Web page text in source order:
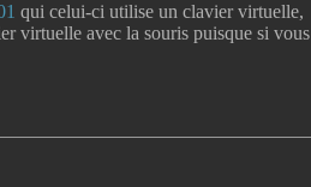
qui celui-ci utilise un clavier virtuelle,
virtuelle avec la souris puisque si vous